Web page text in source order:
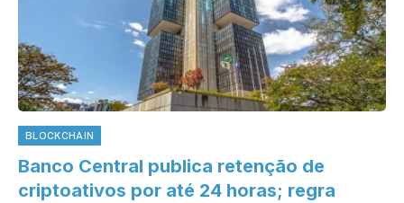
BLOCKCHAIN
Banco Central publica retenção de
criptoativos por até 24 horas; regra